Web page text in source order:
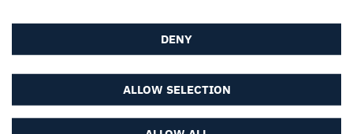
ALLOW SELECTION
DENY